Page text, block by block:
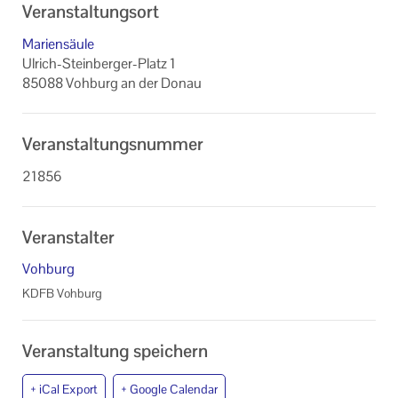
Veranstaltungsort
Mariensäule
Ulrich-Steinberger-Platz 1
85088 Vohburg an der Donau
Veranstaltungsnummer
21856
Veranstalter
Vohburg
KDFB Vohburg
Veranstaltung speichern
+ iCal Export + Google Calendar